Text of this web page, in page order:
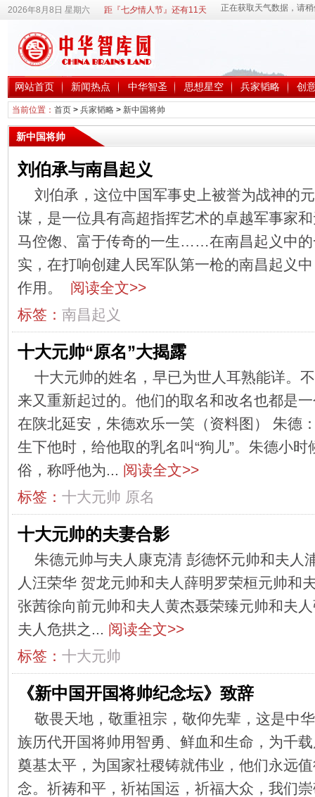
2026年8月8日 星期六 距『七夕情人节』还有11天
网站首页 新闻热点 中华智圣 思想星空 兵家韬略 创
当前位置： 首页> 兵家韬略> 新中国将帅
新中国将帅
刘伯承与南昌起义
刘伯承，这位中国军事史上被誉为战神的
谋，是一位具有高超指挥艺术的卓越军事家
马倥偬、富于传奇的一生……在南昌起义中的
实，在打响创建人民军队第一枪的南昌起义
作用。 阅读全文>>
标签： 南昌起义
十大元帅“原名”大揭露
十大元帅的姓名，早已为世人耳熟能详。
来又重新起过的。他们的取名和改名也都是
在陕北延安，朱德欢乐一笑（资料图） 朱
生下他时，给他取的乳名叫“狗儿”。朱德小
俗，称呼他为... 阅读全文>>
标签： 十大元帅 原名
十大元帅的夫妻合影
朱德元帅与夫人康克清 彭德怀元帅和夫人
人汪荣华 贺龙元帅和夫人薛明罗荣桓元帅和
张茜徐向前元帅和夫人黄杰聂荣臻元帅和夫
夫人危拱之... 阅读全文>>
标签： 十大元帅
《新中国开国将帅纪念坛》致辞
敬畏天地，敬重祖宗，敬仰先辈，这是中
族历代开国将帅用智勇、鲜血和生命，为千
奠基太平，为国家社稷铸就伟业，他们永远
念。祈祷和平，祈祐国运，祈福大众，我们